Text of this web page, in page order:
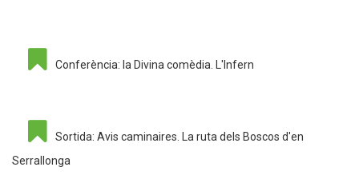
Conferència: la Divina comèdia. L'Infern
Sortida: Avis caminaires. La ruta dels Boscos d'en
Serrallonga